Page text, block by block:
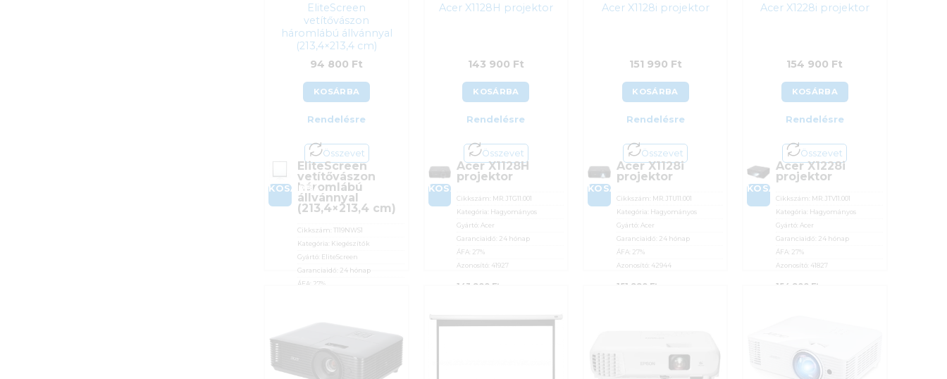
EliteScreen
vetítővászon
háromlábú állvánnyal
(213,4×213,4 cm)
94 800 Ft
KOSÁRBA
Rendelésre
Összevet
KOSÁRBA
EliteScreen
vetítővászon
háromlábú
állvánnyal
(213,4×213,4 cm)
Cikkszám:T119NWS1
Kategória: Kiegészítők
Gyártó: EliteScreen
Garanciaidő: 24 hónap
ÁFA: 27%
Acer X1128H projektor
143 900 Ft
KOSÁRBA
Rendelésre
Összevet
KOSÁRBA
Acer X1128H
projektor
Cikkszám: MR.JTG11.001
Kategória: Hagyományos
Gyártó: Acer
Garanciaidő: 24 hónap
ÁFA: 27%
Azonosító: 41927
143 900 Ft
Acer X1128i projektor
151 990 Ft
KOSÁRBA
Rendelésre
Összevet
KOSÁRBA
Acer X1128i
projektor
Cikkszám: MR.JTU11.001
Kategória: Hagyományos
Gyártó: Acer
Garanciaidő: 24 hónap
ÁFA: 27%
Azonosító: 42944
151 990 Ft
Acer X1228i projektor
154 900 Ft
KOSÁRBA
Rendelésre
Összevet
KOSÁRBA
Acer X1228i
projektor
Cikkszám: MR.JTV11.001
Kategória: Hagyományos
Gyártó: Acer
Garanciaidő: 24 hónap
ÁFA: 27%
Azonosító: 41827
154 900 Ft